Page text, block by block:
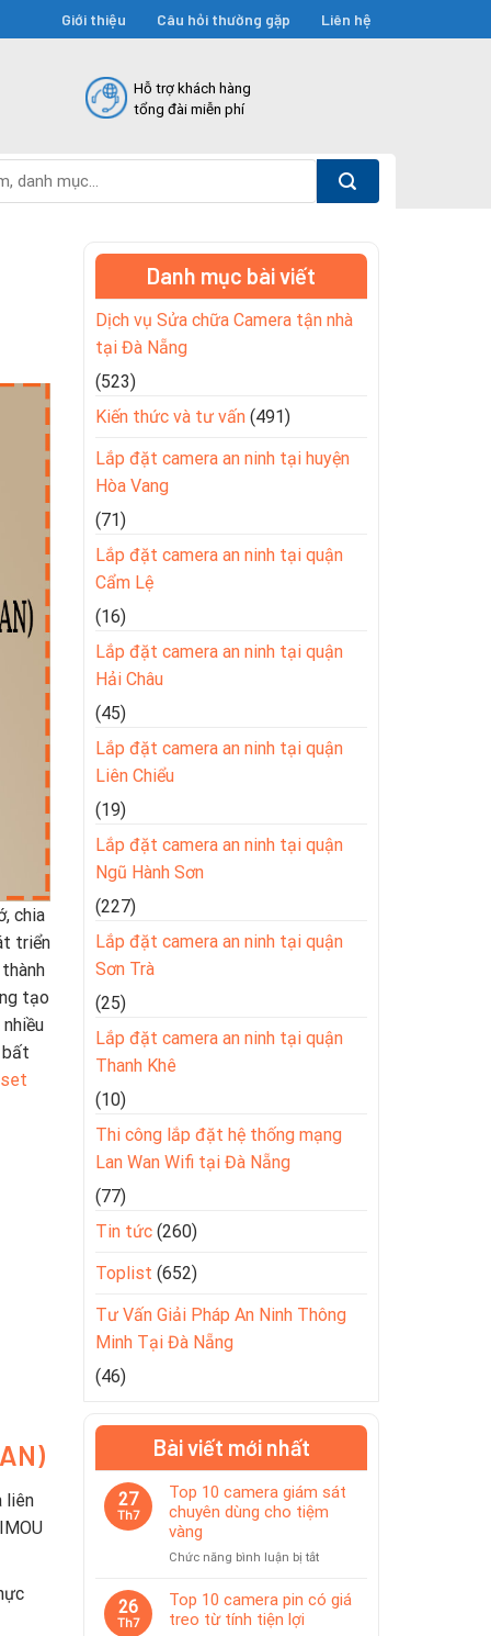
Giới thiệu Câu hỏi thường gặp Liên hệ
Hỗ trợ khách hàng
tổng đài miễn phí
chia
triển
tạo
bất
liên
Danh mục bài viết
Dịch vụ Sửa chữa Camera tận nhà
tại Đà Nẵng
(523)
Kiến thức và tư vấn (491)
Lắp đặt camera an ninh tại huyện
Hòa Vang
(71)
Lắp đặt camera an ninh tại quận
Cẩm Lệ
(16)
Lắp đặt camera an ninh tại quận
Hải Châu
(45)
Lắp đặt camera an ninh tại quận
Liên Chiểu
(19)
Lắp đặt camera an ninh tại quận
Ngũ Hành Sơn
(227)
Lắp đặt camera an ninh tại quận
Sơn Trà
(25)
Lắp đặt camera an ninh tại quận
Thanh Khê
(10)
Thi công lắp đặt hệ thống mạng
Lan Wan Wifi tại Đà Nẵng
(77)
Tin tức (260)
Toplist (652)
Tư Vấn Giải Pháp An Ninh Thông
Minh Tại Đà Nẵng
(46)
Bài viết mới nhất
27
Th7
Top 10 camera giám sát
chuyên dùng cho tiệm
vàng
Chức năng bình luận bị tắtở
10
camera
26
Th7
Top 10 camera pin có giá
treo từ tính tiện lợi